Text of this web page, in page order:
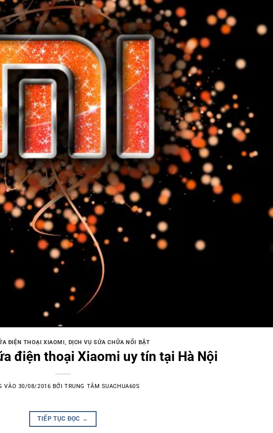
ĐIỆN THOẠI XIAOMI, DỊCH VỤ SỬA CHỮA NỔI BẬT
điện thoại Xiaomi uy tín tại Hà Nội
VÀO 30/08/2016 BỞITRUNG TÂM SUACHUA60S
TIẾP TỤC ĐỌC →